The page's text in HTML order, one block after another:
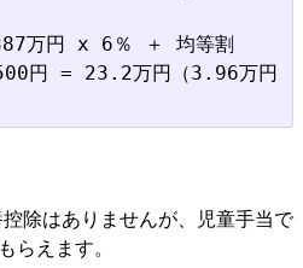
万円 x 6％ ＋ 均等割
円 = 23.2万円（3.96万円
除はありませんが、児童手当で
らえます。